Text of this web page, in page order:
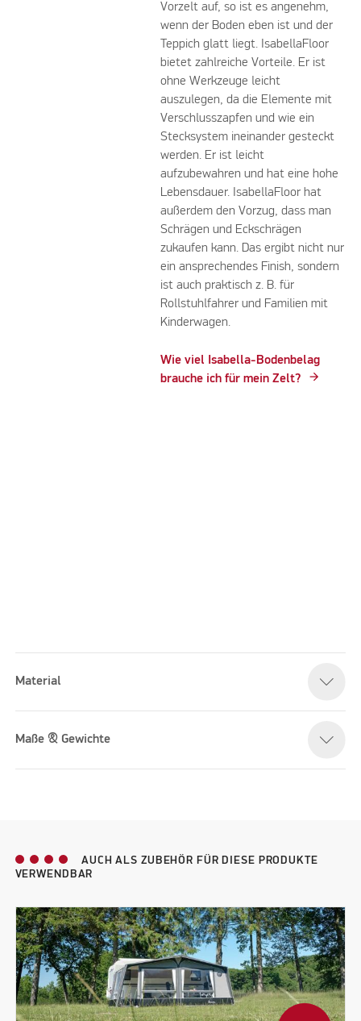
Vorzelt auf, so ist es angenehm,
wenn der Boden eben ist und der
Teppich glatt liegt. IsabellaFloor
bietet zahlreiche Vorteile. Er ist
ohne Werkzeuge leicht
auszulegen, da die Elemente mit
Verschlusszapfen und wie ein
Stecksystem ineinander gesteckt
werden. Er ist leicht
aufzubewahren und hat eine hohe
Lebensdauer. IsabellaFloor hat
außerdem den Vorzug, dass man
Schrägen und Eckschrägen
zukaufen kann. Das ergibt nicht nur
ein ansprechendes Finish, sondern
ist auch praktisch z. B. für
Rollstuhlfahrer und Familien mit
Kinderwagen.
Wie viel Isabella-Bodenbelag
brauche ich für mein Zelt?
Please accept marketing cookies to watch this video
Material
Maße & Gewichte
AUCH ALS ZUBEHÖR FÜR DIESE PRODUKTE
VERWENDBAR